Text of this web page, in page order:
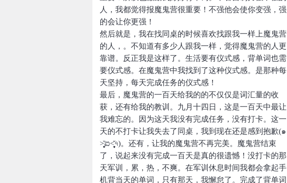
人，我都觉得报魔鬼营很重要！不强他会使你变强，强
的会让你更强！
然后就是，我在找同桌的时候喜欢找跟我一样上魔鬼营
的人，。不知道有多少人跟我一样，觉得魔鬼营的人更
靠谱。反正我是这样了。生活要有仪式感，背单词也需
要仪式感。在魔鬼营中我找到了这种仪式感。是那种每
天坚持，每天完成任务的仪式感！
最后，魔鬼营的一百天给我的的不仅仅是词汇量的收
获，还有给我的教训。九月十四日，这是一百天中最让
我难忘的。因为这天我没有完成任务，没有打卡。这一
天的不打卡让我失去了同桌，我到现在还是感到抱歉(๑
˃̥̩̥̥̥̥̆ಐ˂̩̩̥̥̩̥̆৭)。还有，让我的魔鬼营不再完美。魔鬼营结束
了，说起来没有完成一百天是真的很遗憾！没打卡的那
天军训，累，热，不爽。在军训休息时间我都会拿起手
机背当天的单词，只有那天，我懈怠了。完成了背单词